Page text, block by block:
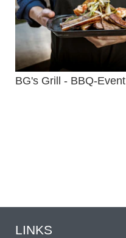
BG's Grill - BBQ-Event
LINKS